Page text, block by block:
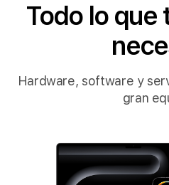
Todo lo que
Hardware, software y
gran